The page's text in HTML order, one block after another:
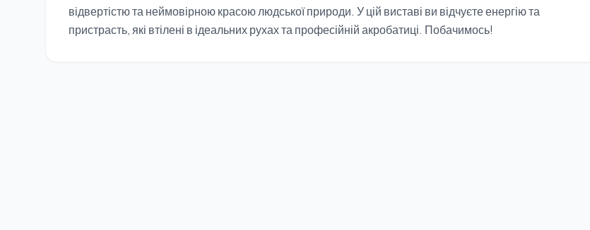
відвертістю та неймовірною красою людської природи. У цій виставі ви відчуєте енергію та
пристрасть, які втілені в ідеальних рухах та професійній акробатиці. Побачимось!